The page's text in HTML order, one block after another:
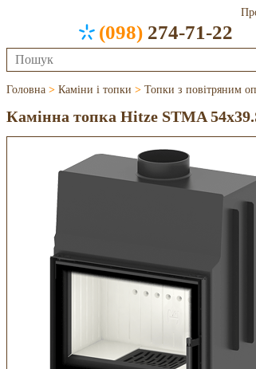
(098) 274-71-22
Головна > Каміни і топки > Топки з повітряним
Камінна топка Hitze STMA